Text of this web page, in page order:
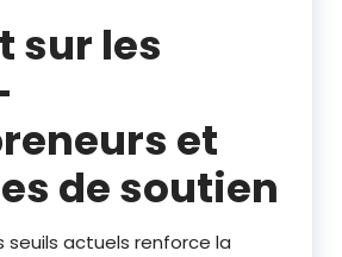
sur les
et
de soutien
seuils actuels renforce la